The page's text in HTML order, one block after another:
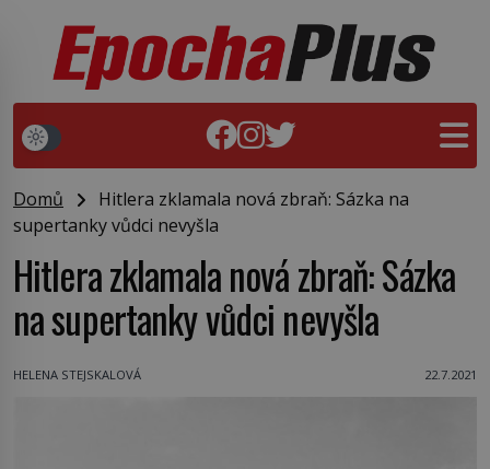
Domů
Hitlera zklamala nová zbraň: Sázka na
supertanky vůdci nevyšla
Hitlera zklamala nová zbraň: Sázka
na supertanky vůdci nevyšla
HELENA STEJSKALOVÁ 22.7.2021